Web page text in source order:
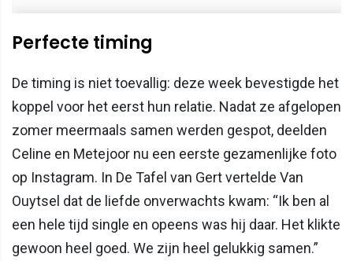
Perfecte timing
De timing is niet toevallig: deze week bevestigde het
koppel voor het eerst hun relatie. Nadat ze afgelopen
zomer meermaals samen werden gespot, deelden
Celine en Metejoor nu een eerste gezamenlijke foto
op Instagram. In De Tafel van Gert vertelde Van
Ouytsel dat de liefde onverwachts kwam: “Ik ben al
een hele tijd single en opeens was hij daar. Het klikte
gewoon heel goed. We zijn heel gelukkig samen.”